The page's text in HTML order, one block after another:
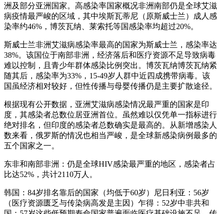
洲及部分亚洲国家。高感染率国家概况非洲南部仍是全球艾滋
病疫情最严峻的区域，其中埃斯瓦蒂尼（原斯威士兰）成人感
染率约46%，博茨瓦纳、莱索托等国感染率均超过20%。
斯威士兰非洲艾滋病感染率最高的国家为斯威士兰，感染率达
38%。该国位于南部非洲，经济落后和医疗资源不足导致病毒
难以控制，且青少年群体感染比例突出。博茨瓦纳博茨瓦纳紧
随其后，感染率为33%，15-49岁人群中近四成携带病毒。该
国虽经济相对较好，但性传播与母婴传播仍是主要扩散途径。
根据现有公开数据，亚洲艾滋病感染情况最严重的国家是印
度，其感染者总数位居亚洲首位。虽然难以仅凭单一指标进行
绝对排名，但印度的感染者总数确实是最高的。从新增感染人
数来看，俄罗斯的情况也相当严峻，是全球新感染病例最多的
五个国家之一。
东非和南部非洲：仍是全球HIV感染最严重的地区，感染者占
比达52%，共计2110万人。
韩国：84岁排名靠后的国家（均低于60岁）尼日利亚：56岁
（医疗资源匮乏与传染病高发是主因）乍得：52岁中非共和